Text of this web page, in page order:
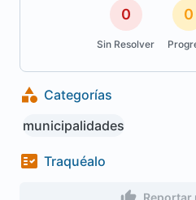
0
Sin Resolver
0
Categorías
municipalidades
Traquéalo
Reportar